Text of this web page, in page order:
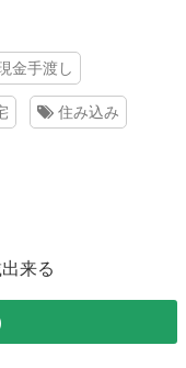
金手渡し
住み込み
来る